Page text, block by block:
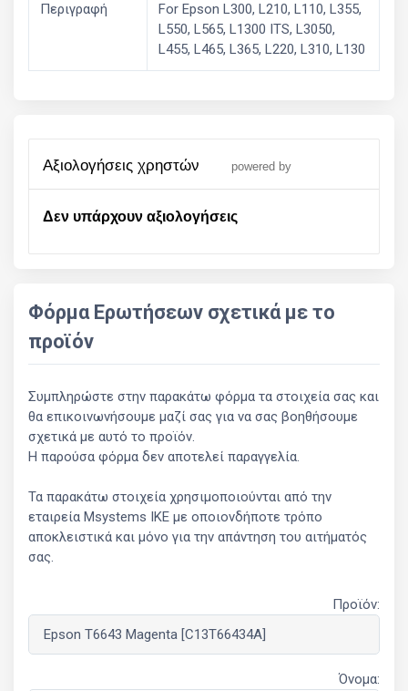
Περιγραφή
For Epson L300, L210, L110, L355,
L550, L565, L1300 ITS, L3050,
L455, L465, L365, L220, L310, L130
αξιολογήσεις χρηστών powered by
Δεν υπάρχουν αξιολογήσεις
Φόρμα Ερωτήσεων σχετικά με το
προϊόν
Συμπληρώστε στην παρακάτω φόρμα τα στοιχεία σας και
θα επικοινωνήσουμε μαζί σας για να σας βοηθήσουμε
σχετικά με αυτό το προϊόν.
Η παρούσα φόρμα δεν αποτελεί παραγγελία.
Τα παρακάτω στοιχεία χρησιμοποιούνται από την
εταιρεία Msystems ΙΚΕ με οποιονδήποτε τρόπο
αποκλειστικά και μόνο για την απάντηση του αιτήματός
σας.
Προϊόν:
Όνομα: